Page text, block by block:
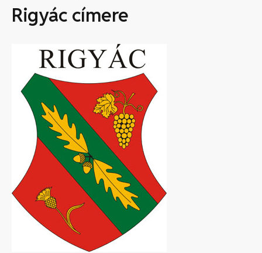
Rigyác címere